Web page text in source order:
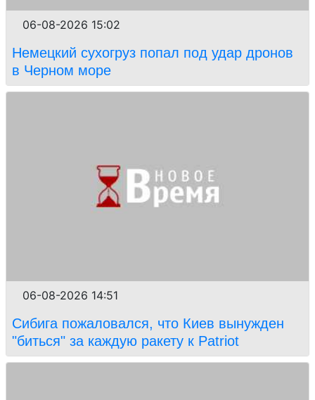
06-08-2026 15:02
Немецкий сухогруз попал под удар дронов
в Черном море
06-08-2026 14:51
Сибига пожаловался, что Киев вынужден
"биться" за каждую ракету к Patriot